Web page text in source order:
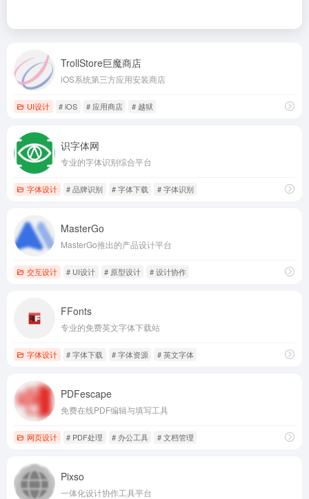
TrollStore巨魔商店
iOS系统第三方应用安装商店
UI设计 # iOS # 应用商店 # 越狱
识字体网
专业的字体识别综合平台
字体设计 # 品牌识别 # 字体下载 # 字体识别
MasterGo
MasterGo推出的产品设计平台
交互设计 # UI设计 # 原型设计 # 设计协作
FFonts
专业的免费英文字体下载站
字体设计 # 字体下载 # 字体资源 # 英文字体
PDFescape
免费在线PDF编辑与填写工具
网页设计 # PDF处理 # 办公工具 # 文档管理
Pixso
一体化设计协作工具平台